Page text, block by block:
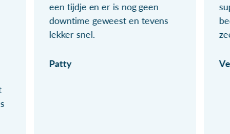
een tijdje en er is nog geen
downtime geweest en tevens
lekker snel.
Patty